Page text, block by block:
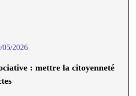
05/2026
: mettre la citoyenneté